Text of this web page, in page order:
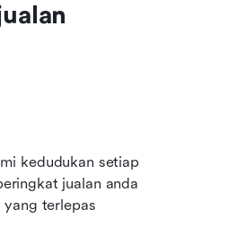
kedudukan setiap
jualan anda
yang terlepas